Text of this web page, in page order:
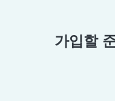
가입할